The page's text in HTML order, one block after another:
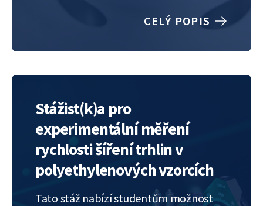
evaluate the mechanism of slow crack
While methods are well developed
CELÝ POPIS
Stážist(k)a pro
experimentální měření
rychlosti šíření trhlin v
polyethylenových vzorcích
Tato stáž nabízí studentům možnost